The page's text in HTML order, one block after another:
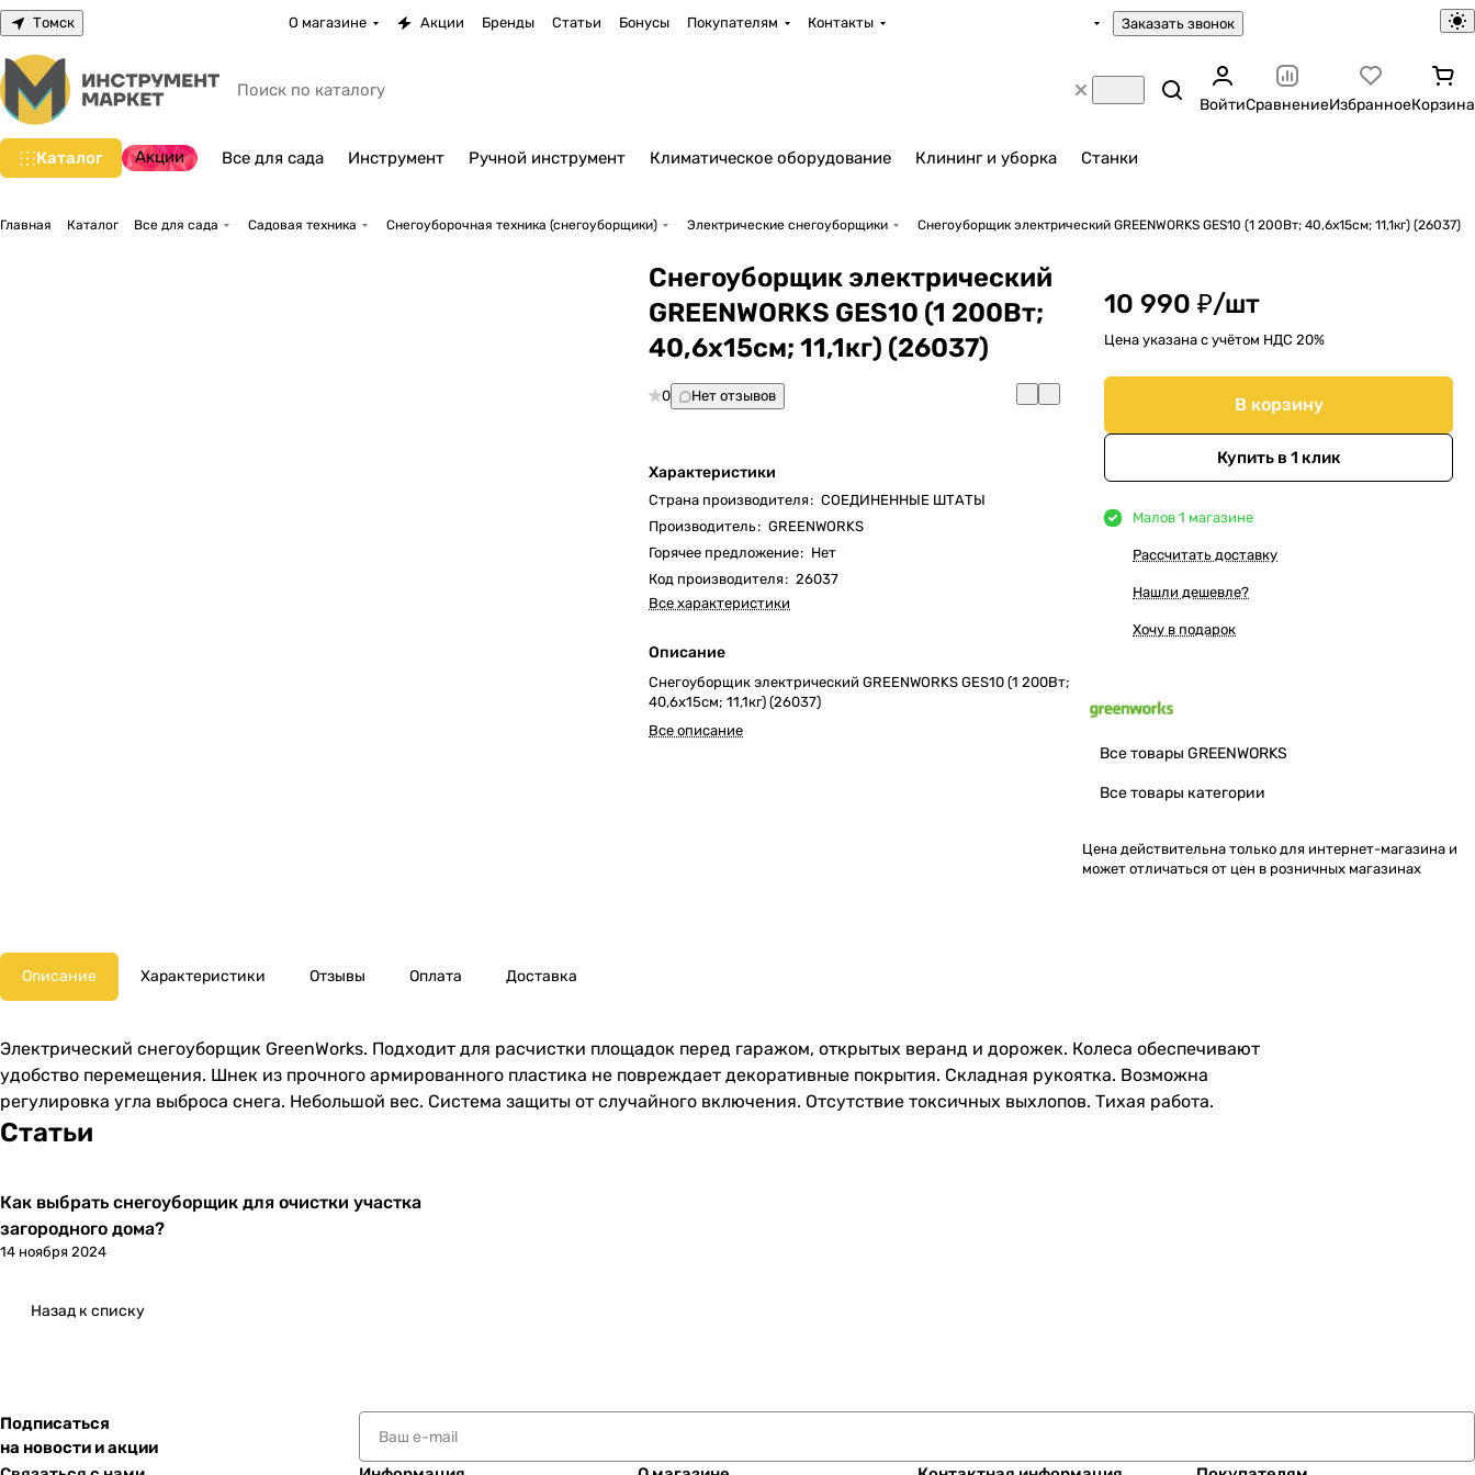
Томск О магазине Акции Бренды Статьи Бонусы Покупателям Контакты Заказать звонок
ВойтиСравнениеИзбранноеКорзина
Каталог Акции Все для сада Инструмент Ручной инструмент Климатическое оборудование Клининг и уборка Станки
Главная Каталог Все для сада Садовая техника Снегоуборочная техника (снегоуборщики) Электрические снегоуборщики Снегоуборщик электрический GREENWORKS GES10 (1 200Вт; 40,6х15см; 11,1кг) (26037)
Снегоуборщик электрический
GREENWORKS GES10 (1 200Вт;
40,6х15см; 11,1кг) (26037)
0 Нет отзывов
Характеристики
Страна производителя: СОЕДИНЕННЫЕ ШТАТЫ
Производитель: GREENWORKS
Горячее предложение: Нет
Код производителя: 26037
Все характеристики
Описание
Снегоуборщик электрический GREENWORKS GES10 (1 200Вт;
40,6х15см; 11,1кг) (26037)
Все описание
10 990 ₽/шт
Цена указана с учётом НДС 20%
В корзину
Купить в 1 клик
Малов 1 магазине
Рассчитать доставку
Нашли дешевле?
Хочу в подарок
Все товары GREENWORKS
Все товары категории
Цена действительна только для интернет-магазина и
может отличаться от цен в розничных магазинах
Описание Характеристики Отзывы Оплата Доставка
Электрический снегоуборщик GreenWorks. Подходит для расчистки площадок перед гаражом, открытых веранд и дорожек. Колеса обеспечивают
удобство перемещения. Шнек из прочного армированного пластика не повреждает декоративные покрытия. Складная рукоятка. Возможна
регулировка угла выброса снега. Небольшой вес. Система защиты от случайного включения. Отсутствие токсичных выхлопов. Тихая работа.
Статьи
Как выбрать снегоуборщик для очистки участка
загородного дома?
14 ноября 2024
Назад к списку
Подписаться
на новости и акции